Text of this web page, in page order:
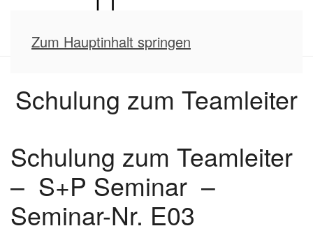
Zum Hauptinhalt springen
Schulung zum Teamleiter
Schulung zum Teamleiter
– S+P Seminar –
Seminar-Nr. E03